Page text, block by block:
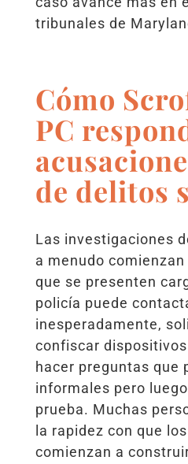
tribunales de
Cómo
PC
de delitos
Las investigaciones
a menudo
que se presenten
policía puede
inesperadamente,
confiscar
hacer preguntas que
informales pero
prueba. Muchas
la rapidez con que
comienzan a